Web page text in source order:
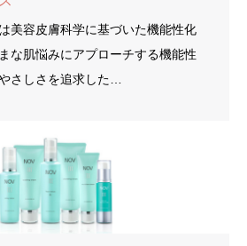
美容皮膚科学に基づいた機能性化
な肌悩みにアプローチする機能性
さしさを追求した…